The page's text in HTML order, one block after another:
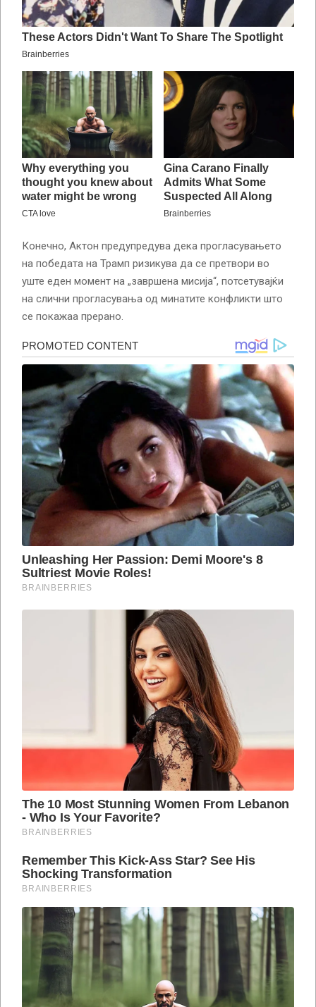
Конечно, Актон предупредува дека прогласувањето
на победата на Трамп ризикува да се претвори во
уште еден момент на „завршена мисија“, потсетувајќи
на слични прогласувања од минатите конфликти што
се покажаа прерано.